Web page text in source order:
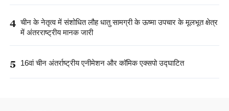
4 चीन के नेतृत्व में संशोधित लौह धातु सामग्री के ऊष्मा उपचार के मूलभूत क्षेत्र
में अंतरराष्ट्रीय मानक जारी
5 16वां चीन अंतर्राष्ट्रीय एनीमेशन और कॉमिक एक्सपो उद्घाटित